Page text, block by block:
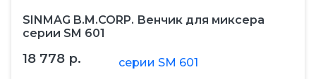
SINMAG B.M.CORP. Венчик для миксера
серии SM 601
18 778 р.